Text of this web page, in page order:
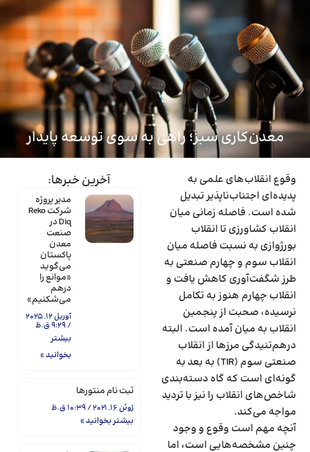
ماینتک
معدن‌کاری سبز؛ راهی به سوی توسعه پایدار
آخرین خبرها:
مدیر پروژه
شرکت Reko
Diq در
صنعت
معدن
پاکستان
می‌گوید
«موانع را
درهم
می‌شکنیم»
آوریل 12, 2025
9:29 ق.ظ
بیشتر
بخوانید »
ثبت نام منتورها
ژوئن 16, 2021 10:39 ق.ظ
بیشتر بخوانید »
وقوع انقلاب‌‌‌های علمی به
پدیده‌‌‌ای اجتناب‌‌‌ناپذیر تبدیل
شده است. فاصله زمانی میان
انقلاب کشاورزی تا انقلاب
بورژوازی به نسبت فاصله میان
انقلاب سوم و چهارم صنعتی به
طرز شگفت‌‌‌آوری کاهش یافت و
انقلاب چهارم هنوز به تکامل
نرسیده، صحبت از پنجمین
انقلاب به میان آمده است. البته
درهم‌تنیدگی مرزها از انقلاب
صنعتی سوم (TIR) به بعد به
گونه‌‌‌ای است که گاه دسته‌‌‌بندی
شاخص‌‌‌های انقلاب را نیز با تردید
مواجه می‌کند.
آنچه مهم است وقوع و وجود
چنین مشخصه‌‌‌هایی است، اما